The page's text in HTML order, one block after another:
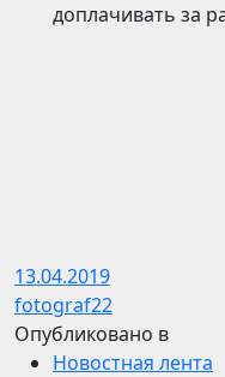
доплачивать за
13.04.2019
fotograf22
Опубликовано в
Новостная лента